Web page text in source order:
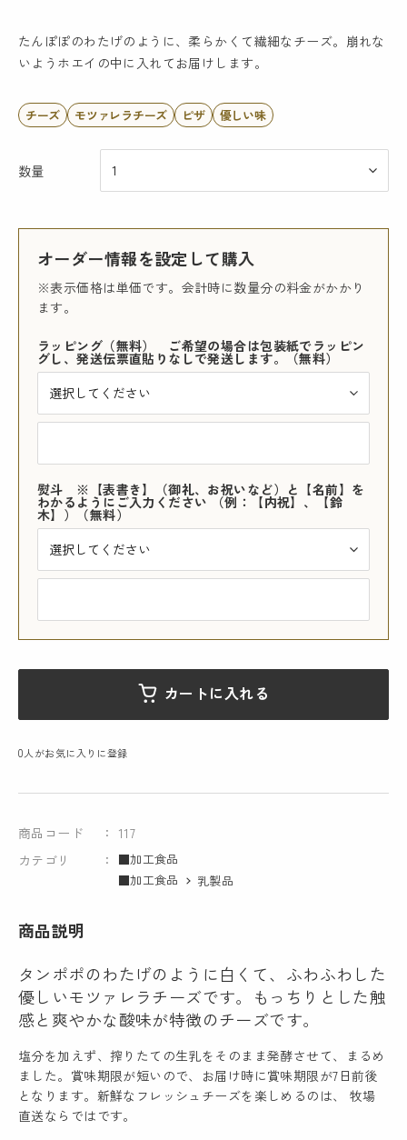
たんぽぽのわたげのように、柔らかくて繊細なチーズ。崩れな
いようホエイの中に入れてお届けします。
チーズ モツァレラチーズ ピザ 優しい味
数量
オーダー情報を設定して購入
※表示価格は単価です。会計時に数量分の料金がかかり
ます。
ラッピング（無料） ご希望の場合は包装紙でラッピン
グし、発送伝票直貼りなしで発送します。（無料）
熨斗 ※【表書き】（御礼、お祝いなど）と【名前】を
わかるようにご入力ください （例：【内祝】、【鈴
木】）（無料）
カートに入れる
0人がお気に入りに登録
商品コード
117
カテゴリ
■加工食品
■加工食品
乳製品
商品説明
タンポポのわたげのように白くて、ふわふわした
優しいモツァレラチーズです。もっちりとした触
感と爽やかな酸味が特徴のチーズです。
塩分を加えず、搾りたての生乳をそのまま発酵させて、まるめ
ました。賞味期限が短いので、お届け時に賞味期限が7日前後
となります。新鮮なフレッシュチーズを楽しめるのは、 牧場
直送ならではです。